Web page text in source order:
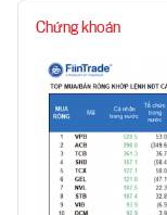
Chứng khoán